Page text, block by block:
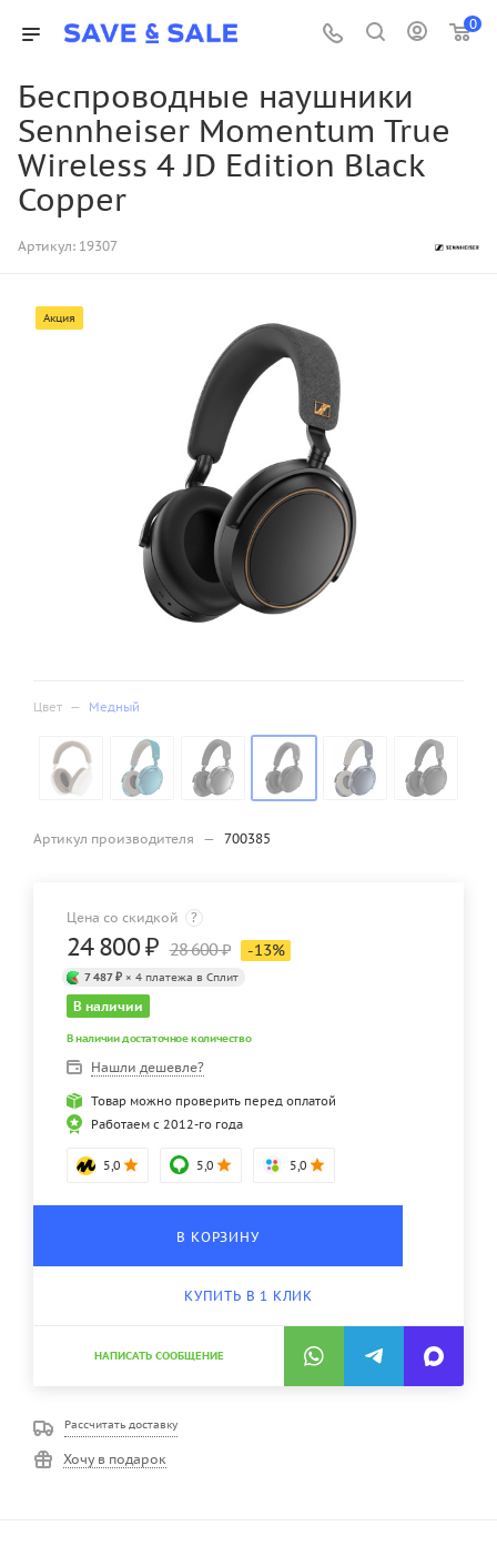
0
Беспроводные наушники
Sennheiser Momentum True
Wireless 4 JD Edition Black
Copper
Артикул: 19307
Акция
Цвет — Медный
Артикул производителя — 700385
Цена со скидкой ?
24 800₽ 28 600₽ -13%
7 487 ₽ × 4 платежа в Сплит
В наличии
В наличии достаточное количество
Нашли дешевле?
Товар можно проверить перед оплатой
Работаем с 2012-го года
5,0 5,0 5,0
В КОРЗИНУ
КУПИТЬ В 1 КЛИК
НАПИСАТЬ СООБЩЕНИЕ
Рассчитать доставку
Хочу в подарок